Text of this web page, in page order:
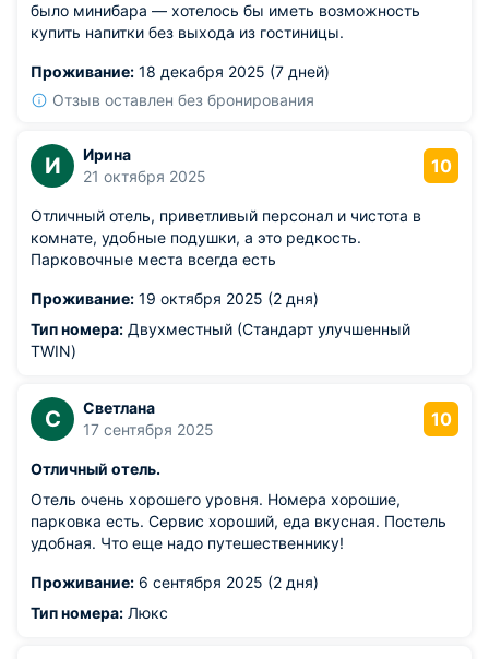
было минибара — хотелось бы иметь возможность
купить напитки без выхода из гостиницы.
Проживание: 18 декабря 2025 (7 дней)
Отзыв оставлен без бронирования
И
Ирина
21 октября 2025
10
Отличный отель, приветливый персонал и чистота в
комнате, удобные подушки, а это редкость.
Парковочные места всегда есть
Проживание: 19 октября 2025 (2 дня)
Тип номера: Двухместный (Стандарт улучшенный
TWIN)
С
Светлана
17 сентября 2025
10
Отличный отель.
Отель очень хорошего уровня. Номера хорошие,
парковка есть. Сервис хороший, еда вкусная. Постель
удобная. Что еще надо путешественнику!
Проживание: 6 сентября 2025 (2 дня)
Тип номера: Люкс